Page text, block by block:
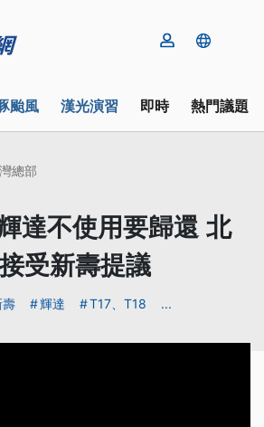
颱風 漢光演習 即時 熱門議題
總部
達不使用要歸還 北
受新壽提議
壽 輝達 T17、T18 ...